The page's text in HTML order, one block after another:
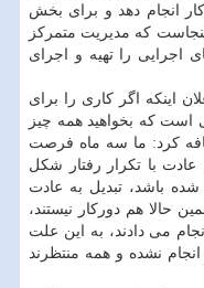
انجام دهد و برای بخش
که مدیریت متمرکز
اجرایی را تهیه و اجرای
اینکه اگر کاری را برای
است که بخواهید همه چیز
کرد: ما سه ماه فرصت
عادت با تکرار رفتار شکل
باشد، تبدیل به عادت
حالا هم دورکار نیستند،
می دادند، به این علت
نشده و همه منتظرند